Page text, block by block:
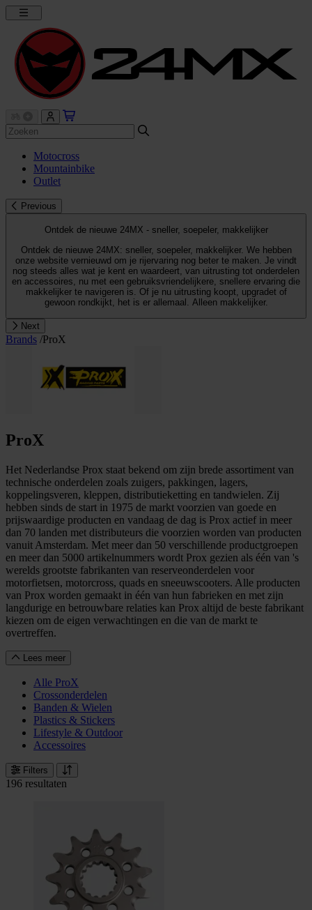
Motocross
Mountainbike
Outlet
Previous
Ontdek de nieuwe 24MX - sneller, soepeler, makkelijker
Ontdek de nieuwe 24MX: sneller, soepeler, makkelijker. We hebben
onze website vernieuwd om je rijervaring nog beter te maken. Je vindt
nog steeds alles wat je kent en waardeert, van uitrusting tot onderdelen
en accessoires, nu met een gebruiksvriendelijkere, snellere ervaring die
makkelijker te navigeren is. Of je nu uitrusting koopt, upgradet of
gewoon rondkijkt, het is er allemaal. Alleen makkelijker.
Next
Brands /ProX
ProX
Het Nederlandse Prox staat bekend om zijn brede assortiment van
technische onderdelen zoals zuigers, pakkingen, lagers,
koppelingsveren, kleppen, distributieketting en tandwielen. Zij
hebben sinds de start in 1975 de markt voorzien van goede en
prijswaardige producten en vandaag de dag is Prox actief in meer
dan 70 landen met distributeurs die voorzien worden van producten
vanuit Amsterdam. Met meer dan 50 verschillende productgroepen
en meer dan 5000 artikelnummers wordt Prox gezien als één van 's
werelds grootste fabrikanten van reserveonderdelen voor
motorfietsen, motorcross, quads en sneeuwscooters. Alle producten
van Prox worden gemaakt in één van hun fabrieken en met zijn
langdurige en betrouwbare relaties kan Prox altijd de beste fabrikant
kiezen om de eigen verwachtingen en die van de markt te
overtreffen.
Lees meer
Alle ProX
Crossonderdelen
Banden & Wielen
Plastics & Stickers
Lifestyle & Outdoor
Accessoires
Filters
196 resultaten